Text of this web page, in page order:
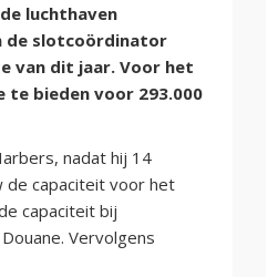
luchthaven
de slotcoördinator
van dit jaar. Voor het
te bieden voor 293.000
nadat hij 14
de capaciteit voor het
capaciteit bij
Vervolgens